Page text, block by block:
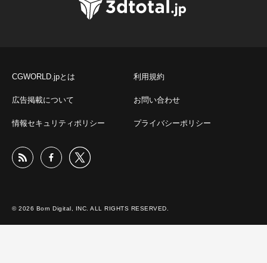
CGWORLD.jpとは 利用規約
広告掲載について お問い合わせ
情報セキュリティポリシー プライバシーポリシー
© 2026 Born Digital, INC. ALL RIGHTS RESERVED.